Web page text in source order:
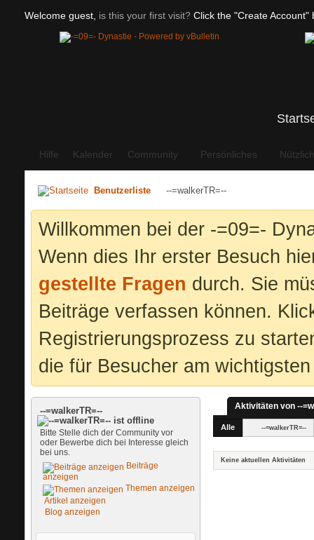
Welcome guest, is this your first visit? Click the "Create Account"
Hilfe Kalender Community Persönliches
Benutzerliste --=walkerTR=--
Willkommen bei der -=09=-
Wenn dies Ihr erster Besuch
gestellte Fragen durch. Sie
Beiträge verfassen können.
Registrierungsprozess zu
die für Besucher am
--=walkerTR=--
Bitte Stelle dich der Community vor
oder Bewerbe dich bei Interesse gleich
bei uns.
Beiträge
anzeigen
Themen anzeigen
Artikel anzeigen
Blog anzeigen
Aktivitäten von --
Alle --=walkerTR=--
Keine aktuellen Aktivitäten